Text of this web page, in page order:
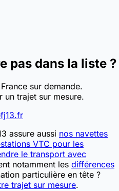
pas dans la liste ?
sur demande.
un trajet sur mesure.
assure aussi nos navettes
VTC pour les
le transport avec
notamment les différences
particulière en tête ?
trajet sur mesure.